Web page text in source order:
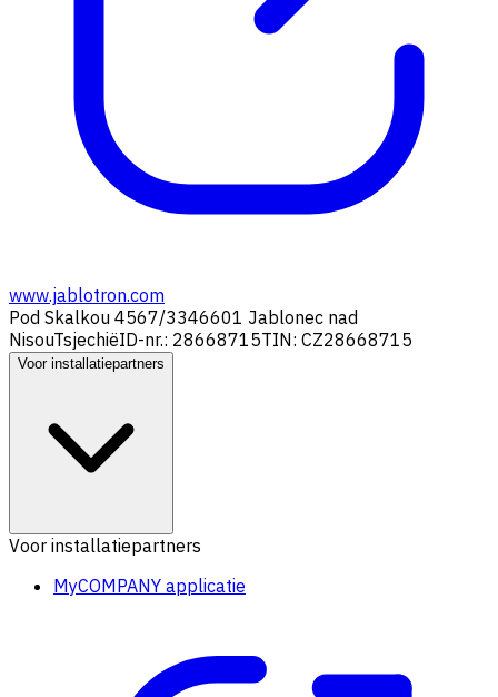
www.jablotron.com
Pod Skalkou 4567/3346601 Jablonec nad
NisouTsjechiëID-nr.: 28668715TIN: CZ28668715
Voor installatiepartners
Voor installatiepartners
MyCOMPANY applicatie